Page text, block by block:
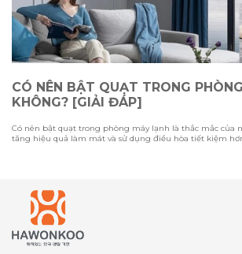
CÓ NÊN BẬT QUẠT TRONG
KHÔNG? [GIẢI ĐÁP]
Có nên bật quạt trong phòng máy lạnh là thắc mắc của
tăng hiệu quả làm mát và sử dụng điều hòa tiết kiệm
máy lạnh có thể giúp luồng khí lạnh phân bổ đều hơn,
cách để tránh gây cảm giác khó chịu. Trong bài viết này
ưu nhược điểm khi bật quạt cùng điều hòa, loại quạt